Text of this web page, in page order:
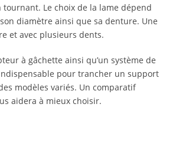
Le choix de la lame dépend
diamètre ainsi que sa denture. Une
et avec plusieurs dents.
à gâchette ainsi qu’un système de
pour trancher un support
modèles variés. Un comparatif
aidera à mieux choisir.